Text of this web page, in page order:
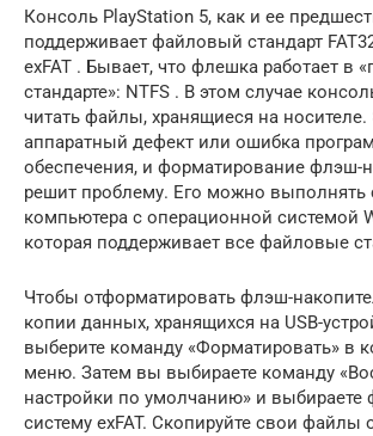
Консоль PlayStation 5, как и ее
поддерживает файловый стандарт
exFAT . Бывает, что флешка работает в
стандарте»: NTFS . В этом случае
читать файлы, хранящиеся на носителе.
аппаратный дефект или ошибка
обеспечения, и форматирование флэш-
решит проблему. Его можно
компьютера с операционной системой
которая поддерживает все файловые
Чтобы отформатировать флэш-
копии данных, хранящихся на USB-
выберите команду «Форматировать» в
меню. Затем вы выбираете команду
настройки по умолчанию» и выбираете
систему exFAT. Скопируйте свои файлы